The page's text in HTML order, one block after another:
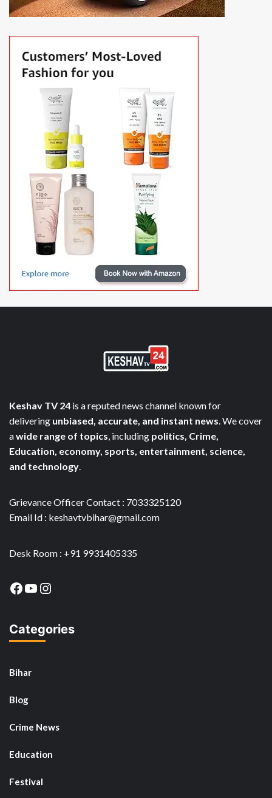
Keshav TV 24 is a reputed news channel known for
delivering unbiased, accurate, and instant news. We cover
awide range of topics, including politics, Crime,
Education, economy, sports, entertainment, science,
and technology.
Grievance Officer Contact : 7033325120
Email Id : keshavtvbihar@gmail.com
Desk Room : +91 9931405335
Facebook
YouTube
Instagram
Categories
Bihar
Blog
Crime News
Education
Festival